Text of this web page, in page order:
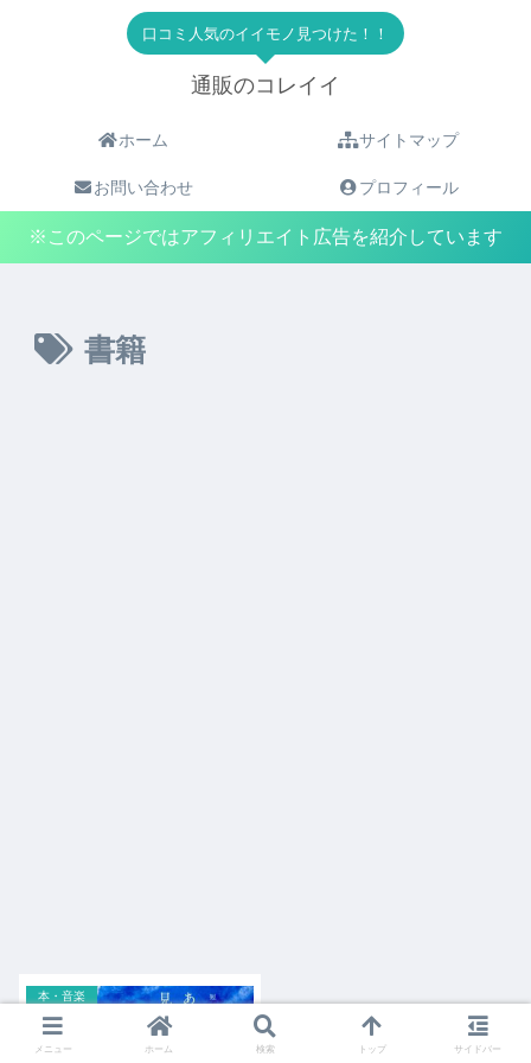
口コミ人気のイイモノ見つけた！！
通販のコレイイ
ホーム サイトマップ
お問い合わせ プロフィール
※このページではアフィリエイト広告を紹介しています
書籍
本・音楽
メニュー ホーム 検索 トップ サイドバー